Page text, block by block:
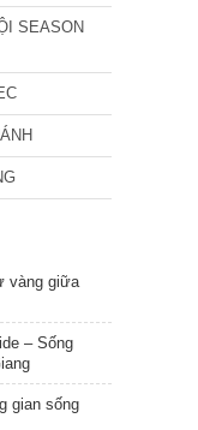
SEASON
vàng giữa
– Sống
gian sống